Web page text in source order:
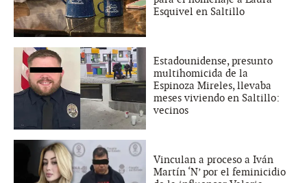
Esquivel en Saltillo
Estadounidense, presunto
multihomicida de la
Espinoza Mireles, llevaba
meses viviendo en Saltillo:
vecinos
Vinculan a proceso a Iván
Martín ‘N’ por el feminicidio